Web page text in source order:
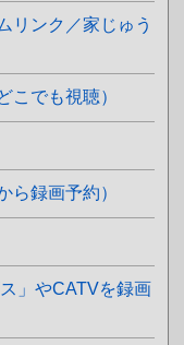
リンク／家じゅう
こでも視聴）
ら録画予約）
」やCATVを録画